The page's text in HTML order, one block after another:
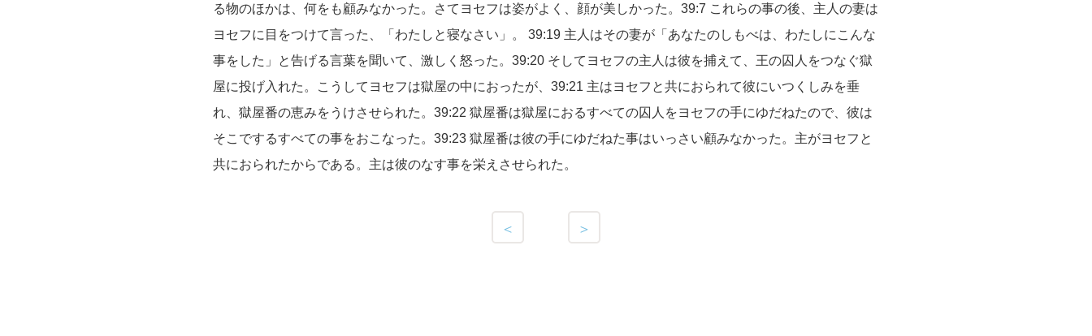
る物のほかは、何をも顧みなかった。さてヨセフは姿がよく、顔が美しかった。39:7 これらの事の後、主人の妻は
ヨセフに目をつけて言った、「わたしと寝なさい」。 39:19 主人はその妻が「あなたのしもべは、わたしにこんな
事をした」と告げる言葉を聞いて、激しく怒った。39:20 そしてヨセフの主人は彼を捕えて、王の囚人をつなぐ獄
屋に投げ入れた。こうしてヨセフは獄屋の中におったが、39:21 主はヨセフと共におられて彼にいつくしみを垂
れ、獄屋番の恵みをうけさせられた。39:22 獄屋番は獄屋におるすべての囚人をヨセフの手にゆだねたので、彼は
そこでするすべての事をおこなった。39:23 獄屋番は彼の手にゆだねた事はいっさい顧みなかった。主がヨセフと
共におられたからである。主は彼のなす事を栄えさせられた。
＜ ＞